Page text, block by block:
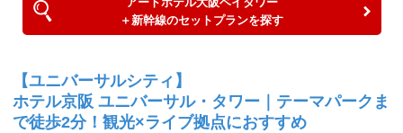
＋新幹線のセットプランを探す
【ユニバーサルシティ】
ホテル京阪 ユニバーサル・タワー｜テーマパークま
で徒歩2分！観光×ライブ拠点におすすめ